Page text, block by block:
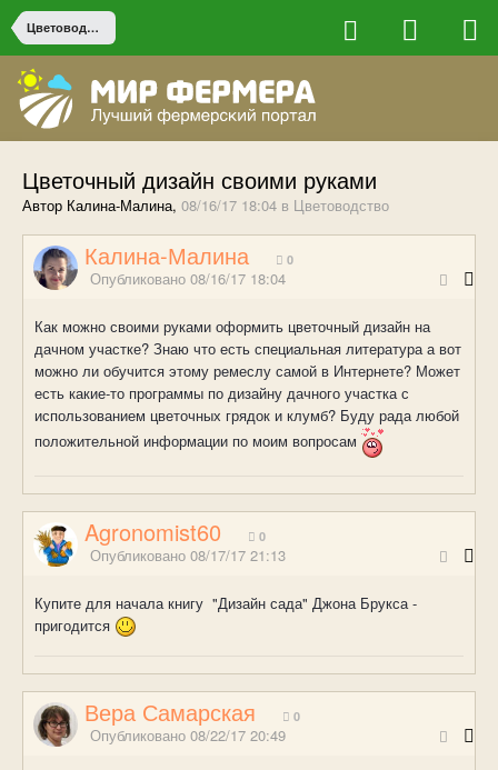
Цветоводство
Цветочный дизайн своими руками
Автор Калина-Малина, 08/16/17 18:04 в Цветоводство
Калина-Малина 0
Опубликовано 08/16/17 18:04
Как можно своими руками оформить цветочный дизайн на
дачном участке? Знаю что есть специальная литература а вот
можно ли обучится этому ремеслу самой в Интернете? Может
есть какие-то программы по дизайну дачного участка с
использованием цветочных грядок и клумб? Буду рада любой
положительной информации по моим вопросам
Agronomist60 0
Опубликовано 08/17/17 21:13
Купите для начала книгу "Дизайн сада" Джона Брукса -
пригодится
Вера Самарская 0
Опубликовано 08/22/17 20:49